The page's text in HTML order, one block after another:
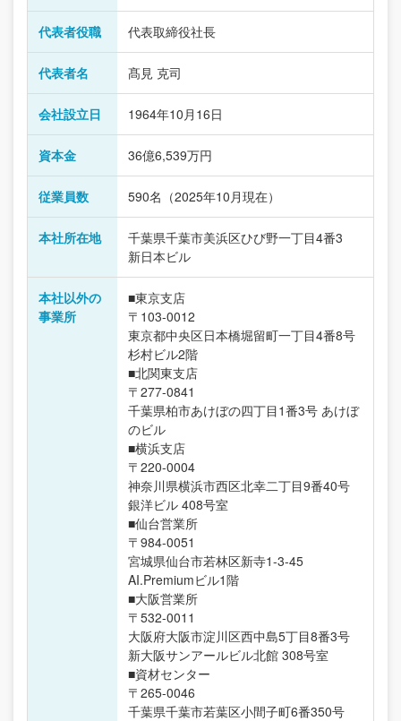
代表者役職 代表取締役社長
代表者名 髙見 克司
会社設立日 1964年10月16日
資本金 36億6,539万円
従業員数 590名（2025年10月現在）
本社所在地
千葉県千葉市美浜区ひび野一丁目4番3
新日本ビル
本社以外の
事業所
■東京支店
〒103-0012
東京都中央区日本橋堀留町一丁目4番8号
杉村ビル2階
■北関東支店
〒277-0841
千葉県柏市あけぼの四丁目1番3号 あけぼ
のビル
■横浜支店
〒220-0004
神奈川県横浜市西区北幸二丁目9番40号
銀洋ビル 408号室
■仙台営業所
〒984-0051
宮城県仙台市若林区新寺1-3-45
AI.Premiumビル1階
■大阪営業所
〒532-0011
大阪府大阪市淀川区西中島5丁目8番3号
新大阪サンアールビル北館 308号室
■資材センター
〒265-0046
千葉県千葉市若葉区小間子町6番350号